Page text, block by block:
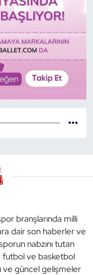
branşlarında milli
dair son haberler ve
nabzını tutan
futbol ve basketbol
ve güncel gelişmeler